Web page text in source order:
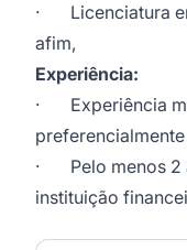
· Licenciatura
afim,
Experiência:
· Experiência
· Pelo menos 2
instituição